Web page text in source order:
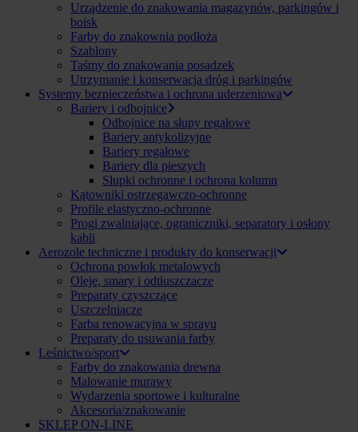
Urządzenie do znakowania magazynów, parkingów i
boisk
Farby do znakownia podłoża
Szablony
Taśmy do znakowania posadzek
Utrzymanie i konserwacja dróg i parkingów
Systemy bezpieczeństwa i ochrona uderzeniowa
Bariery i odbojnice
Odbojnice na słupy regałowe
Bariery antykolizyjne
Bariery regałowe
Bariery dla pieszych
Słupki ochronne i ochrona kolumn
Kątowniki ostrzegawczo-ochronne
Profile elastyczno-ochronne
Progi zwalniające, ograniczniki, separatory i osłony
kabli
Aerozole techniczne i produkty do konserwacji
Ochrona powłok metalowych
Oleje, smary i odtłuszczacze
Preparaty czyszczące
Uszczelniacze
Farba renowacyjna w sprayu
Preparaty do usuwania farby
Leśnictwo/sport
Farby do znakowania drewna
Malowanie murawy
Wydarzenia sportowe i kulturalne
Akcesoria/znakowanie
SKLEP ON-LINE